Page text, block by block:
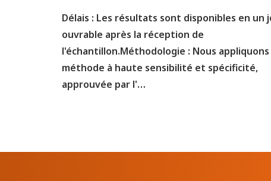
Délais : Les résultats sont disponibles en un
ouvrable après la réception de
l'échantillon.Méthodologie : Nous
méthode à haute sensibilité et spécificité,
approuvée par l'…